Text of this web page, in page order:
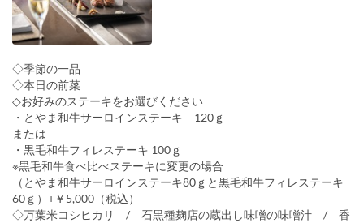
◇季節の一品
◇本日の前菜
◇お好みのステーキをお選びください
・とやま和牛サーロインステーキ 120ｇ
または
・黒毛和牛フィレステーキ 100ｇ
※黒毛和牛食べ比べステーキに変更の場合
（とやま和牛サーロインステーキ80ｇと黒毛和牛フィレステーキ
60ｇ）+￥5,000（税込）
◇万葉米コシヒカリ / 石黒種麹店の蔵出し味噌の味噌汁 / 香